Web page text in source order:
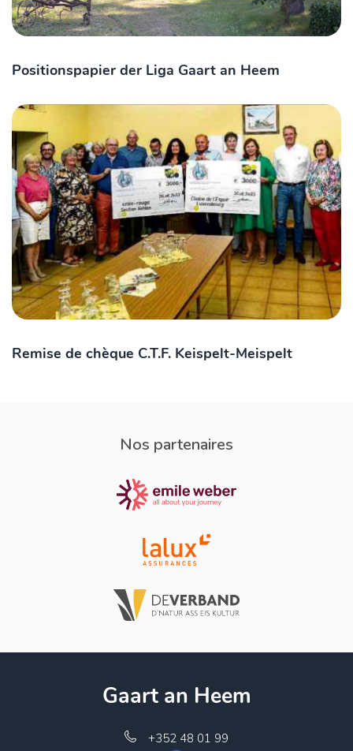
Positionspapier der Liga Gaart an Heem
Remise de chèque C.T.F. Keispelt-Meispelt
Nos partenaires
Gaart an Heem
+352 48 01 99